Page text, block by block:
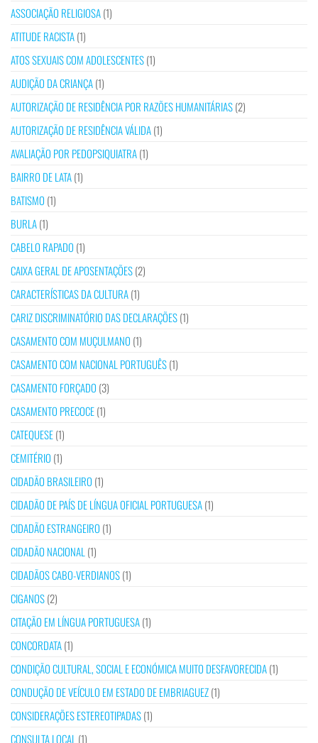
ASSOCIAÇÃO RELIGIOSA(1)
ATITUDE RACISTA(1)
ATOS SEXUAIS COM ADOLESCENTES(1)
AUDIÇÃO DA CRIANÇA(1)
AUTORIZAÇÃO DE RESIDÊNCIA POR RAZÕES HUMANITÁRIAS(2)
AUTORIZAÇÃO DE RESIDÊNCIA VÁLIDA(1)
AVALIAÇÃO POR PEDOPSIQUIATRA(1)
BAIRRO DE LATA(1)
BATISMO (1)
BURLA(1)
CABELO RAPADO (1)
CAIXA GERAL DE APOSENTAÇÕES(2)
CARACTERÍSTICAS DA CULTURA(1)
CARIZ DISCRIMINATÓRIO DAS DECLARAÇÕES(1)
CASAMENTO COM MUÇULMANO (1)
CASAMENTO COM NACIONAL PORTUGUÊS(1)
CASAMENTO FORÇADO (3)
CASAMENTO PRECOCE(1)
CATEQUESE(1)
CEMITÉRIO (1)
CIDADÃO BRASILEIRO (1)
CIDADÃO DE PAÍS DE LÍNGUA OFICIAL PORTUGUESA(1)
CIDADÃO ESTRANGEIRO (1)
CIDADÃO NACIONAL (1)
CIDADÃOS CABO-VERDIANOS(1)
CIGANOS(2)
CITAÇÃO EM LÍNGUA PORTUGUESA(1)
CONCORDATA(1)
CONDIÇÃO CULTURAL, SOCIAL E ECONÓMICA MUITO DESFAVORECIDA(1)
CONDUÇÃO DE VEÍCULO EM ESTADO DE EMBRIAGUEZ(1)
CONSIDERAÇÕES ESTEREOTIPADAS(1)
CONSULTA LOCAL (1)